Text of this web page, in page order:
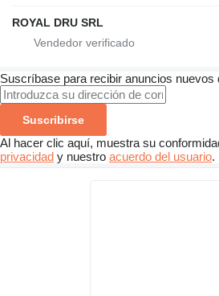
ROYAL DRU SRL
Suscríbase para recibir anuncios nuevos
Suscribirse
Al hacer clic aquí, muestra su
privacidad y nuestro acuerdo del usuario.